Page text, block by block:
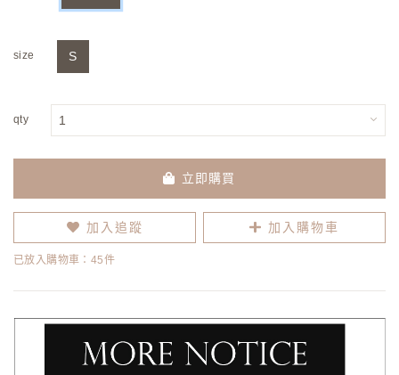
size S
qty
立即購買
加入追蹤 加入購物車
已放入購物車：45件